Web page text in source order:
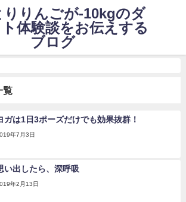
りりんごが-10kgのダ
体験談をお伝えする
ブログ
覧
ガは1日3ポーズだけでも効果抜群！
年7月3日
い出したら、深呼吸
年2月13日